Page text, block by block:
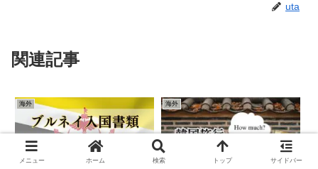
uta
関連記事
海外 海外
メニュー ホーム 検索 トップ サイドバー